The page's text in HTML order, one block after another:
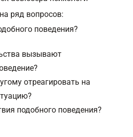
ряд вопросов:
поведения?
вызывают
отреагировать на
подобного поведения?